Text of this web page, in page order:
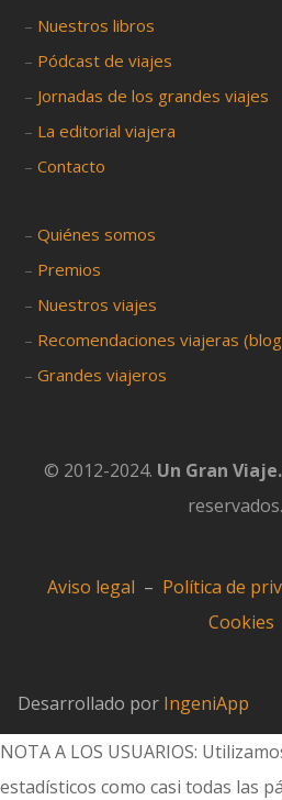
– Nuestros libros
– Pódcast de viajes
– Jornadas de los grandes viajes
– La editorial viajera
–Contacto
–Quiénes somos
– Premios
– Nuestros viajes
– Recomendaciones viajeras
–Grandes viajeros
© 2012-2024. Un Gran Viaje.
Aviso legal – Política de
Cookies
Desarrollado por IngeniApp
NOTA A LOS USUARIOS:
estadísticos como casi todas las